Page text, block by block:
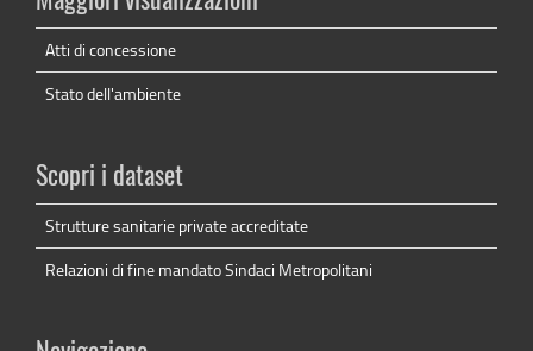
Atti di concessione
Stato dell'ambiente
Scopri i dataset
Strutture sanitarie private accreditate
Relazioni di fine mandato Sindaci Metropolitani